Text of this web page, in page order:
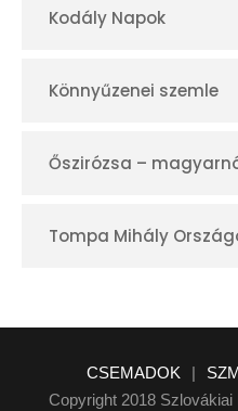
Kodály Napok
Könnyűzenei szemle
Őszirózsa –
Tompa Mihály
CSEMADOK |
Copyright 2018